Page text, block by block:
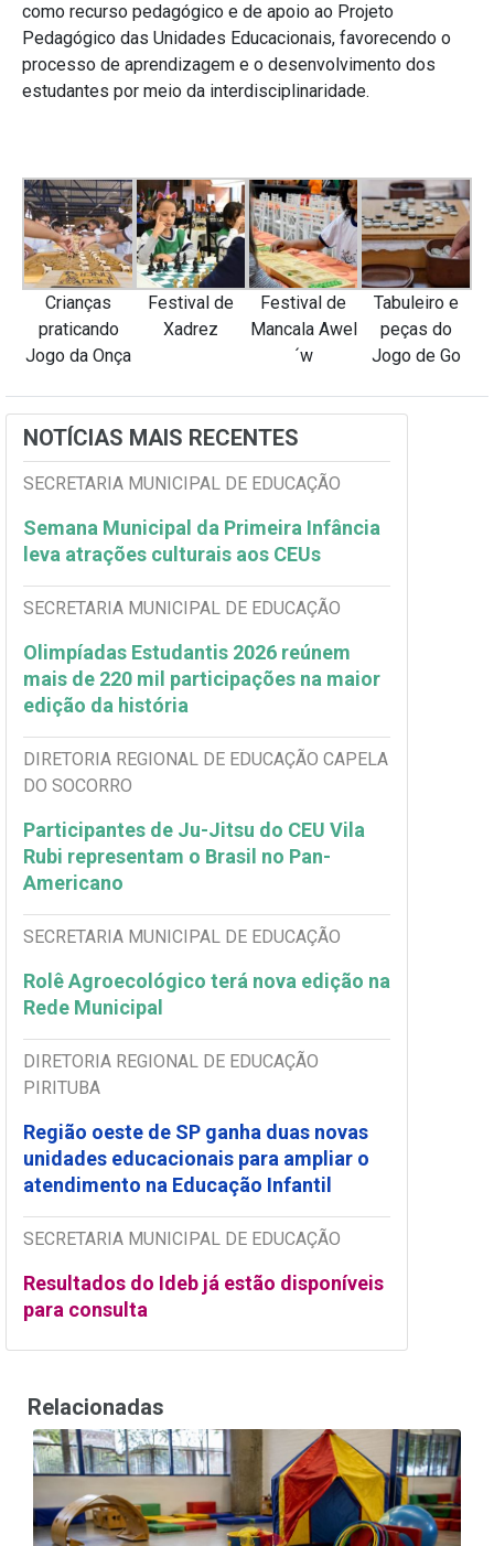
como recurso pedagógico e de apoio ao Projeto
Pedagógico das Unidades Educacionais, favorecendo o
processo de aprendizagem e o desenvolvimento dos
estudantes por meio da interdisciplinaridade.
Crianças
praticando
Jogo da Onça
Festival de
Xadrez
Festival de
Mancala Awel
´w
Tabuleiro e
peças do
Jogo de Go
NOTÍCIAS MAIS RECENTES
SECRETARIA MUNICIPAL DE EDUCAÇÃO
Semana Municipal da Primeira Infância
leva atrações culturais aos CEUs
SECRETARIA MUNICIPAL DE EDUCAÇÃO
Olimpíadas Estudantis 2026 reúnem
mais de 220 mil participações na maior
edição da história
DIRETORIA REGIONAL DE EDUCAÇÃO CAPELA
DO SOCORRO
Participantes de Ju-Jitsu do CEU Vila
Rubi representam o Brasil no Pan-
Americano
SECRETARIA MUNICIPAL DE EDUCAÇÃO
Rolê Agroecológico terá nova edição na
Rede Municipal
DIRETORIA REGIONAL DE EDUCAÇÃO
PIRITUBA
Região oeste de SP ganha duas novas
unidades educacionais para ampliar o
atendimento na Educação Infantil
SECRETARIA MUNICIPAL DE EDUCAÇÃO
Resultados do Ideb já estão disponíveis
para consulta
Relacionadas